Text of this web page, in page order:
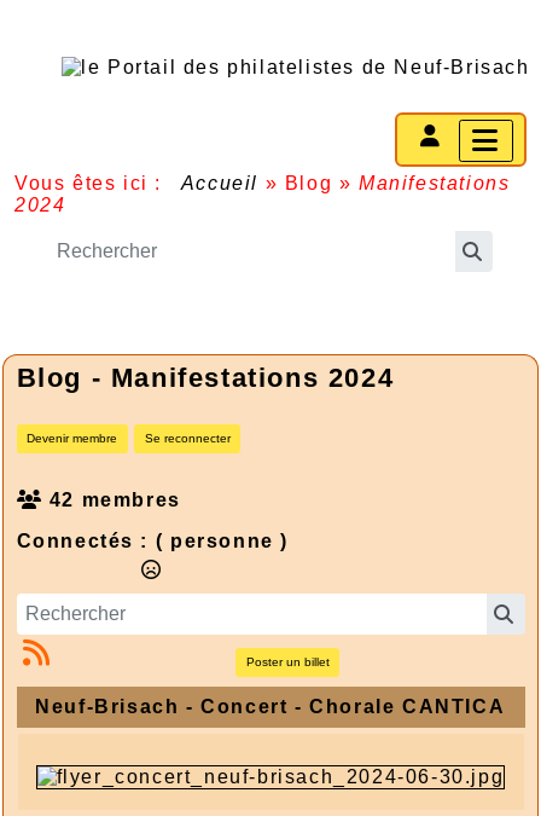
Vous êtes ici : Accueil » Blog »Manifestations
2024
Blog - Manifestations 2024
Devenir membre Se reconnecter
42 membres
Connectés : ( personne )
Poster un billet
Neuf-Brisach - Concert - Chorale CANTICA